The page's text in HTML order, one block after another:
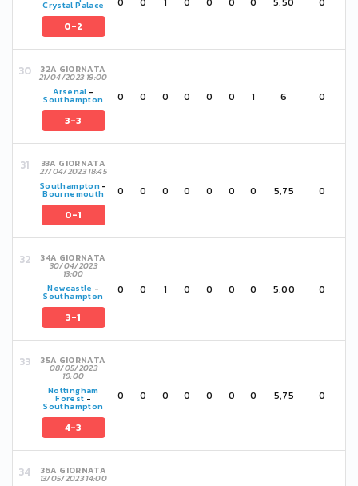
Crystal Palace
0-2
32A GIORNATA
21/04/2023 19:00
Arsenal -
Southampton
3-3
0 0 0 0 0 0 1 6 0
33A GIORNATA
27/04/2023 18:45
Southampton-
Bournemouth
0-1
0 0 0 0 0 0 0 5,75 0
34A GIORNATA
30/04/2023
13:00
Newcastle -
Southampton
3-1
0 0 1 0 0 0 0 5,00 0
35A GIORNATA
08/05/2023
19:00
Nottingham
Forest -
Southampton
4-3
0 0 0 0 0 0 0 5,75 0
36A GIORNATA
13/05/2023 14:00